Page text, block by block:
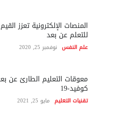
المنصات الإلكترونية تعزز القيم
للتعلم عن بعد
علم النفس نوفمبر 25, 2020
معوقات التعليم الطارئ عن
كوفيد-19
تقنيات التعليم مايو 25, 2021